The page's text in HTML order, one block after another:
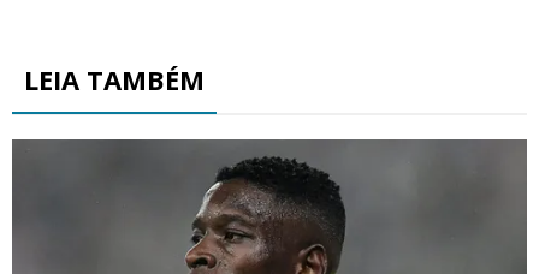
LEIA TAMBÉM